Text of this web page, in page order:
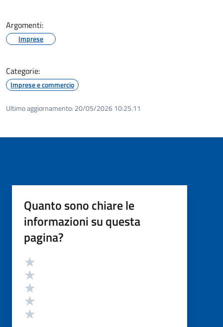
Argomenti:
Imprese
Categorie:
Imprese e commercio
Ultimo aggiornamento: 20/05/2026 10:25.11
Quanto sono chiare le
informazioni su questa
pagina?
Valutazione